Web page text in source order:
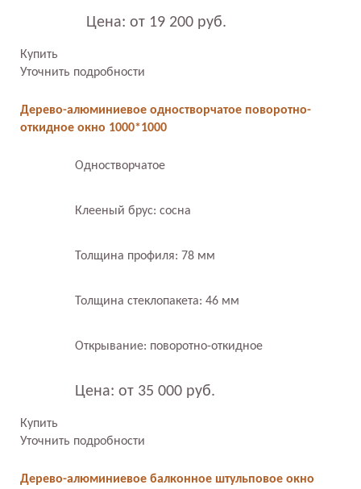
Цена: от 19 200 руб.
Купить
Уточнить подробности
Дерево-алюминиевое одностворчатое поворотно-
откидное окно 1000*1000
Одностворчатое
Клееный брус: сосна
Толщина профиля: 78 мм
Толщина стеклопакета: 46 мм
Открывание: поворотно-откидное
Цена: от 35 000 руб.
Купить
Уточнить подробности
Дерево-алюминиевое балконное штульповое окно